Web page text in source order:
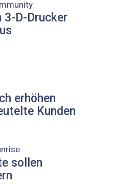
3-D-Drucker
erhöhen
Kunden
sollen